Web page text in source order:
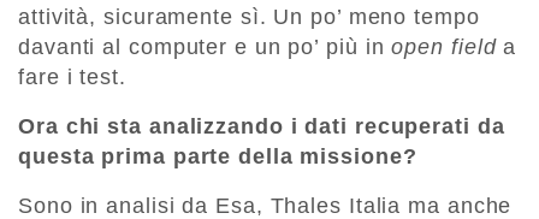
attività, sicuramente sì. Un po’ meno tempo
davanti al computer e un po’ più inopen fielda
fare i test.
Ora chi sta analizzando i dati recuperati da
questa prima parte della missione?
Sono in analisi da Esa, Thales Italia ma anche